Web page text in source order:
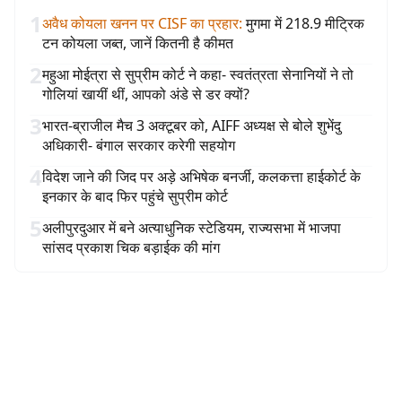
1अवैध कोयला खनन पर CISF का प्रहार: मुगमा में 218.9 मीट्रिक
टन कोयला जब्त, जानें कितनी है कीमत
2महुआ मोईत्रा से सुप्रीम कोर्ट ने कहा- स्वतंत्रता सेनानियों ने तो
गोलियां खायीं थीं, आपको अंडे से डर क्यों?
3भारत-ब्राजील मैच 3 अक्टूबर को, AIFF अध्यक्ष से बोले शुभेंदु
अधिकारी- बंगाल सरकार करेगी सहयोग
4विदेश जाने की जिद पर अड़े अभिषेक बनर्जी, कलकत्ता हाईकोर्ट के
इनकार के बाद फिर पहुंचे सुप्रीम कोर्ट
5अलीपुरदुआर में बने अत्याधुनिक स्टेडियम, राज्यसभा में भाजपा
सांसद प्रकाश चिक बड़ाईक की मांग